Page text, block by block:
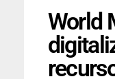
World